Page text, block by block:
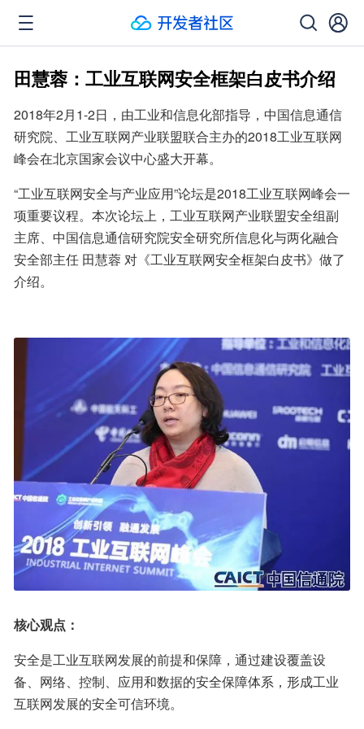
田慧蓉：工业互联网安全框架白皮书介绍
2018年2月1-2日，由工业和信息化部指导，中国信息通信
研究院、工业互联网产业联盟联合主办的2018工业互联网
峰会在北京国家会议中心盛大开幕。
“工业互联网安全与产业应用”论坛是2018工业互联网峰会一
项重要议程。本次论坛上，工业互联网产业联盟安全组副
主席、中国信息通信研究院安全研究所信息化与两化融合
安全部主任 田慧蓉 对《工业互联网安全框架白皮书》做了
介绍。
核心观点：
安全是工业互联网发展的前提和保障，通过建设覆盖设
备、网络、控制、应用和数据的安全保障体系，形成工业
互联网发展的安全可信环境。